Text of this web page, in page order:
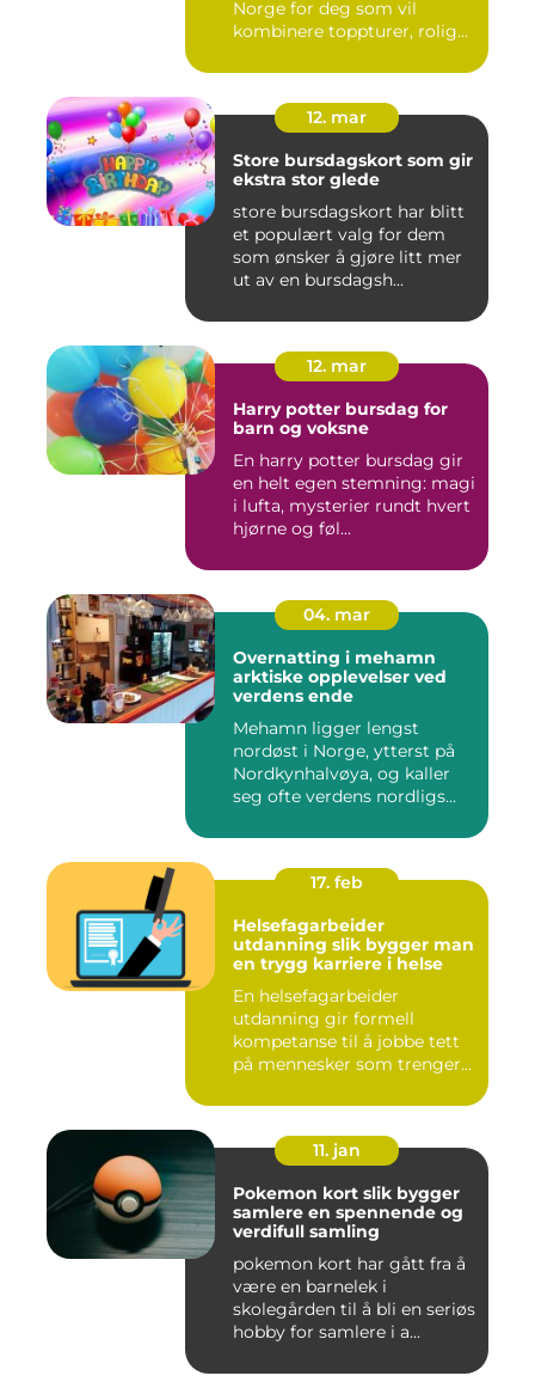
Norge for deg som vil
kombinere toppturer, rolig
12. mar
Store bursdagskort som gir
ekstra stor glede
store bursdagskort har blitt
et populært valg for dem
som ønsker å gjøre litt mer
ut av en bursdagsh...
12. mar
Harry potter bursdag for
barn og voksne
En harry potter bursdag gir
en helt egen stemning: magi
i lufta, mysterier rundt hvert
hjørne og føl...
04. mar
Overnatting i mehamn
arktiske opplevelser ved
verdens ende
Mehamn ligger lengst
nordøst i Norge, ytterst på
Nordkynhalvøya, og kaller
seg ofte verdens nordligs...
17. feb
Helsefagarbeider
utdanning slik bygger man
en trygg karriere i helse
En helsefagarbeider
utdanning gir formell
kompetanse til å jobbe tett
på mennesker som trenger
11. jan
Pokemon kort slik bygger
samlere en spennende og
verdifull samling
pokemon kort har gått fra å
være en barnelek i
skolegården til å bli en seriøs
hobby for samlere i a...